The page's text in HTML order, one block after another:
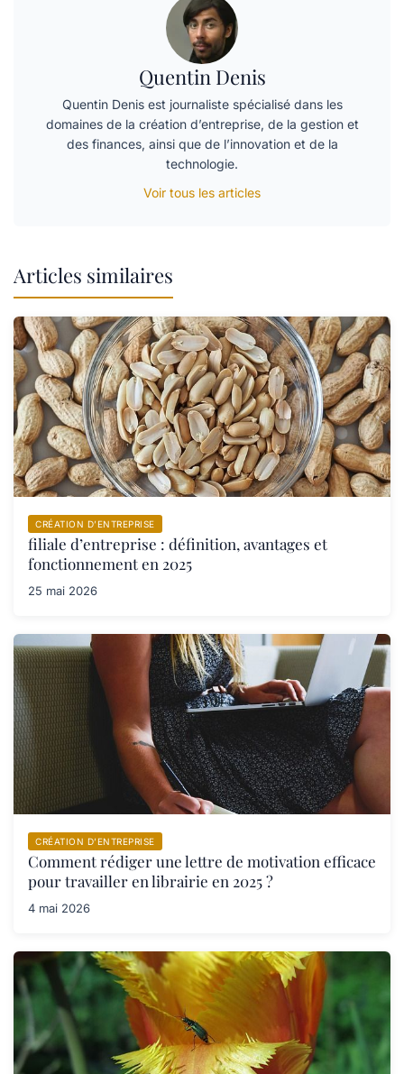
Quentin Denis
Quentin Denis est journaliste spécialisé dans les
domaines de la création d’entreprise, de la gestion et
des finances, ainsi que de l’innovation et de la
technologie.
Voir tous les articles
Articles similaires
CRÉATION D’ENTREPRISE
filiale d’entreprise : définition, avantages et
fonctionnement en 2025
25 mai 2026
CRÉATION D’ENTREPRISE
Comment rédiger une lettre de motivation efficace
pour travailler en librairie en 2025 ?
4 mai 2026